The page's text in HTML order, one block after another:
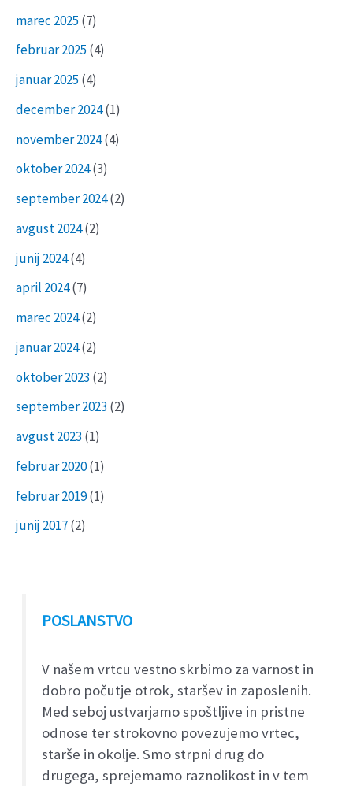
marec 2025 (7)
februar 2025 (4)
januar 2025 (4)
december 2024(1)
november 2024(4)
oktober 2024(3)
september 2024(2)
avgust 2024(2)
junij 2024(4)
april 2024(7)
marec 2024(2)
januar 2024(2)
oktober 2023 (2)
september 2023 (2)
avgust 2023 (1)
februar 2020(1)
februar 2019(1)
junij 2017(2)
POSLANSTVO
V našem vrtcu vestno skrbimo za varnost in
dobro počutje otrok, staršev in zaposlenih.
Med seboj ustvarjamo spoštljive in pristne
odnose ter strokovno povezujemo vrtec,
starše in okolje. Smo strpni drug do
drugega, sprejemamo raznolikost in v tem